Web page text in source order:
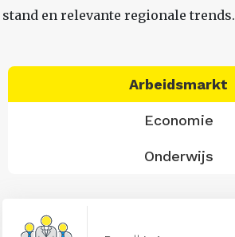
stand en relevante regionale trends.
Arbeidsmarkt
Economie
Onderwijs